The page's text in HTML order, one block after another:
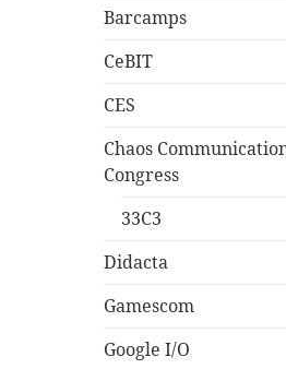
Barcamps
CeBIT
CES
Chaos
Congress
33C3
Didacta
Gamescom
Google I/O